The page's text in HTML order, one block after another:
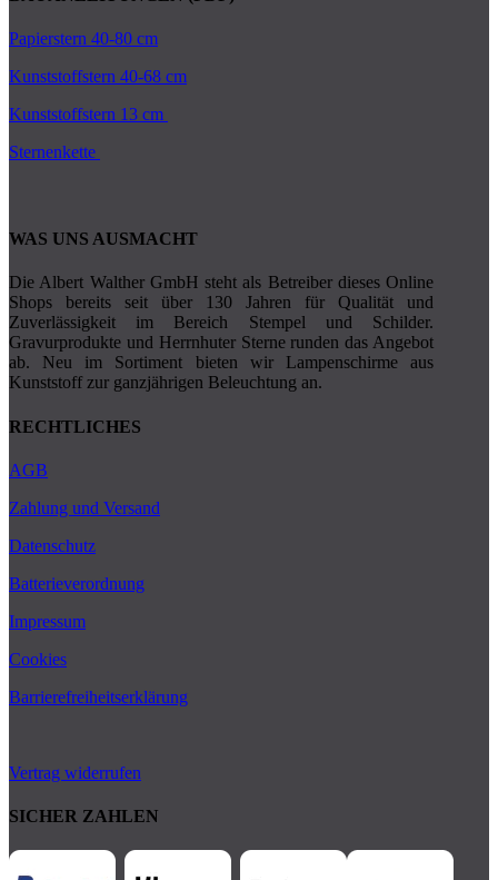
Papierstern 40-80 cm
Kunststoffstern 40-68 cm
Kunststoffstern 13 cm
Sternenkette
WAS UNS AUSMACHT
Die Albert Walther GmbH steht als Betreiber dieses Online
Shops bereits seit über 130 Jahren für Qualität und
Zuverlässigkeit im Bereich Stempel und Schilder.
Gravurprodukte und Herrnhuter Sterne runden das Angebot
ab. Neu im Sortiment bieten wir Lampenschirme aus
Kunststoff zur ganzjährigen Beleuchtung an.
RECHTLICHES
AGB
Zahlung und Versand
Datenschutz
Batterieverordnung
Impressum
Cookies
Barrierefreiheitserklärung
Vertrag widerrufen
SICHER ZAHLEN